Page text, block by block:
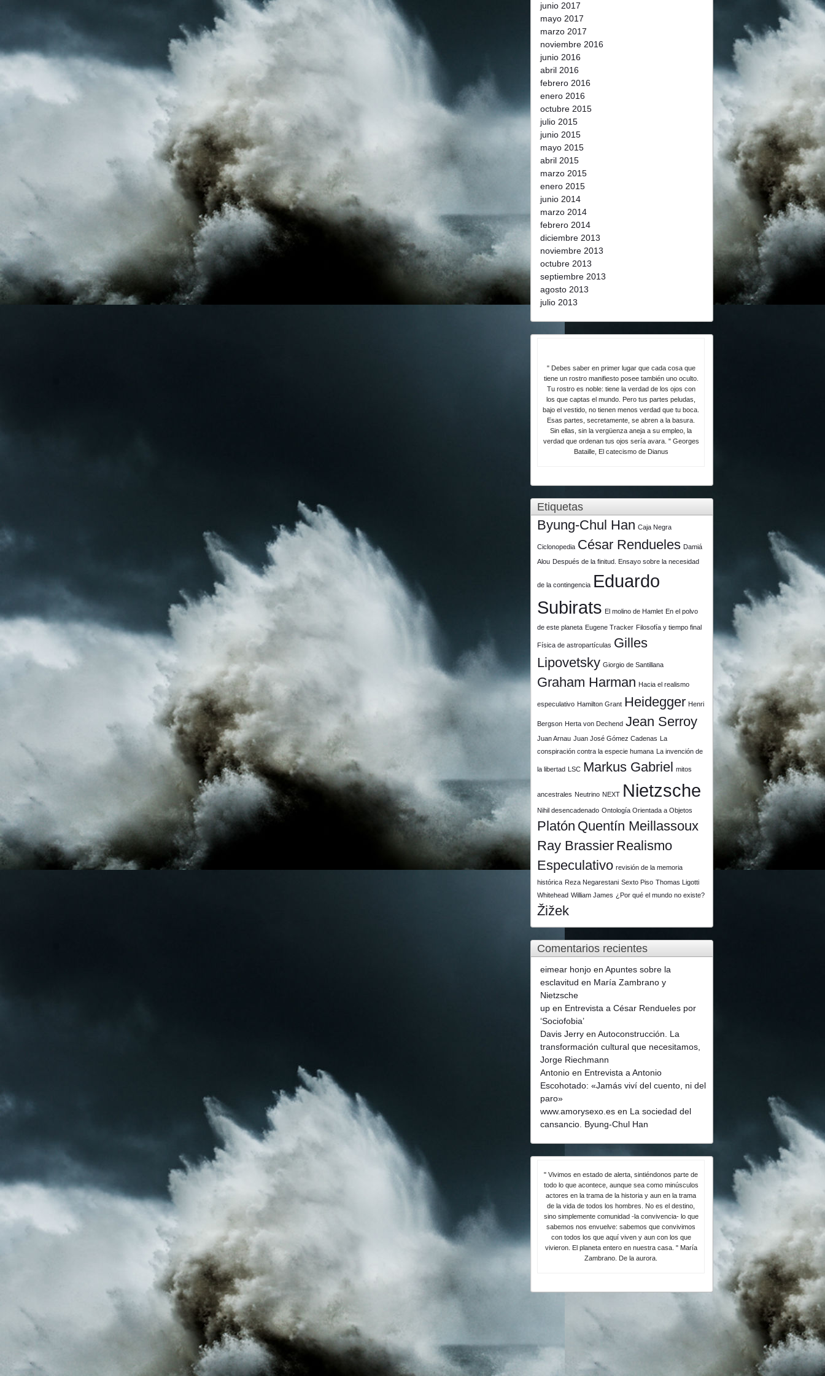
junio 2017
mayo 2017
marzo 2017
noviembre 2016
junio 2016
abril 2016
febrero 2016
enero 2016
octubre 2015
julio 2015
junio 2015
mayo 2015
abril 2015
marzo 2015
enero 2015
junio 2014
marzo 2014
febrero 2014
diciembre 2013
noviembre 2013
octubre 2013
septiembre 2013
agosto 2013
julio 2013
" Debes saber en primer lugar que cada cosa que
tiene un rostro manifiesto posee también uno oculto.
Tu rostro es noble: tiene la verdad de los ojos con
los que captas el mundo. Pero tus partes peludas,
bajo el vestido, no tienen menos verdad que tu boca.
Esas partes, secretamente, se abren a la basura.
Sin ellas, sin la vergüenza aneja a su empleo, la
verdad que ordenan tus ojos sería avara. " Georges
Bataille, El catecismo de Dianus
Etiquetas
Byung-Chul Han Caja Negra
Ciclonopedia César Rendueles Damiá
Alou Después de la finitud. Ensayo sobre la necesidad
de la contingencia Eduardo
Subirats El molino de Hamlet En el polvo
de este planeta Eugene Tracker Filosofía y tiempo final
Física de astropartículas Gilles
Lipovetsky Giorgio de Santillana
Graham Harman Hacia el realismo
especulativo Hamilton Grant Heidegger Henri
Bergson Herta von Dechend Jean Serroy
Juan Arnau Juan José Gómez Cadenas La
conspiración contra la especie humana La invención de
la libertad LSC Markus Gabriel mitos
ancestrales Neutrino NEXT Nietzsche
Nihil desencadenado Ontología Orientada a Objetos
Platón Quentín Meillassoux
Ray Brassier Realismo
Especulativo revisión de la memoria
histórica Reza Negarestani Sexto Piso Thomas Ligotti
Whitehead William James ¿Por qué el mundo no existe?
Žižek
Comentarios recientes
eimear honjo enApuntes sobre la
esclavitud en María Zambrano y
Nietzsche
up en Entrevista a César Rendueles por
‘Sociofobia’
Davis Jerry enAutoconstrucción. La
transformación cultural que necesitamos,
Jorge Riechmann
Antonio en Entrevista a Antonio
Escohotado: «Jamás viví del cuento, ni del
paro»
www.amorysexo.es en La sociedad del
cansancio. Byung-Chul Han
" Vivimos en estado de alerta, sintiéndonos parte de
todo lo que acontece, aunque sea como minúsculos
actores en la trama de la historia y aun en la trama
de la vida de todos los hombres. No es el destino,
sino simplemente comunidad -la convivencia- lo que
sabemos nos envuelve: sabemos que convivimos
con todos los que aquí viven y aun con los que
vivieron. El planeta entero en nuestra casa. " María
Zambrano. De la aurora.